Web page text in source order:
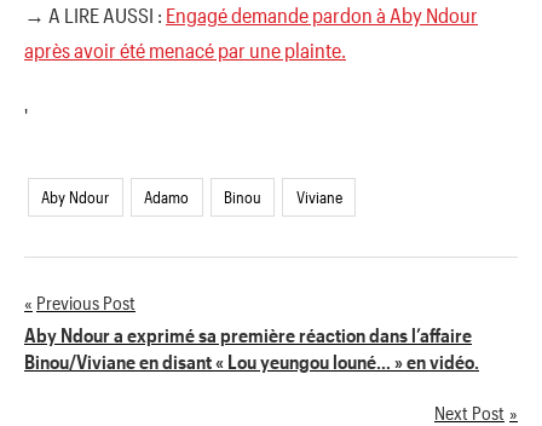
→ A LIRE AUSSI : Engagé demande pardon à Aby Ndour
après avoir été menacé par une plainte.
'
Aby Ndour Adamo Binou Viviane
Navigation
de
Previous Post
Aby Ndour a exprimé sa première réaction dans l’affaire
Binou/Viviane en disant « Lou yeungou louné… » en vidéo.
Next Post